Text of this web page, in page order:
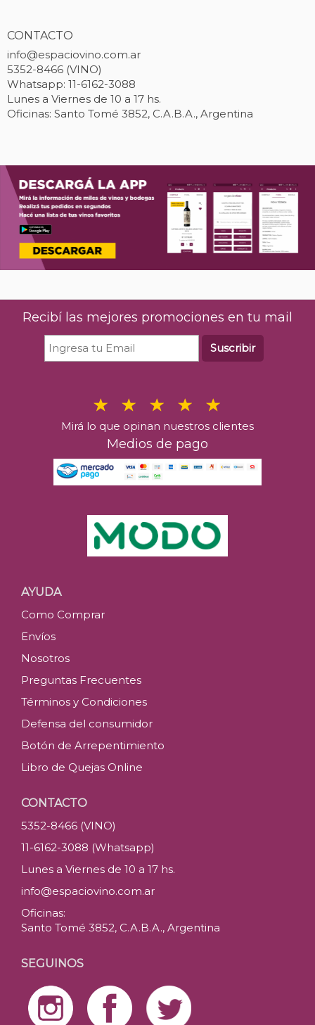
CONTACTO
info@espaciovino.com.ar
5352-8466 (VINO)
Whatsapp: 11-6162-3088
Lunes a Viernes de 10 a 17 hs.
Oficinas: Santo Tomé 3852, C.A.B.A., Argentina
Recibí las mejores promociones en tu mail
Suscribir
Mirá lo que opinan nuestros clientes
Medios de pago
AYUDA
Como Comprar
Envíos
Nosotros
Preguntas Frecuentes
Términos y Condiciones
Defensa del consumidor
Botón de Arrepentimiento
Libro de Quejas Online
CONTACTO
5352-8466 (VINO)
11-6162-3088 (Whatsapp)
Lunes a Viernes de 10 a 17 hs.
info@espaciovino.com.ar
Oficinas:
Santo Tomé 3852, C.A.B.A., Argentina
SEGUINOS